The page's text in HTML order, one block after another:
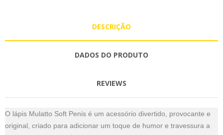
DESCRIÇÃO
DADOS DO PRODUTO
REVIEWS
O lápis Mulatto Soft Penis é um acessório divertido, provocante e
original, criado para adicionar um toque de humor e travessura a